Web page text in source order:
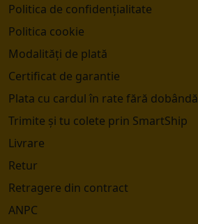
Politica de confidențialitate
Politica cookie
Modalități de plată
Certificat de garantie
Plata cu cardul în rate fără dobândă
Trimite și tu colete prin SmartShip
Livrare
Retur
Retragere din contract
ANPC